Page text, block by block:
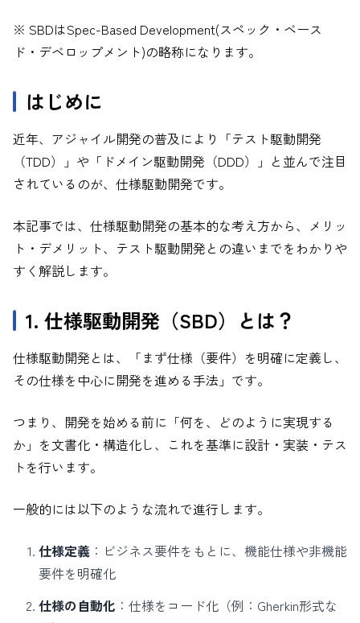
※ SBDはSpec-Based Development(スペック・ベース
ド・デベロップメント)の略称になります。
はじめに
近年、アジャイル開発の普及により「テスト駆動開発
（TDD）」や「ドメイン駆動開発（DDD）」と並んで注目
されているのが、仕様駆動開発です。
本記事では、仕様駆動開発の基本的な考え方から、メリッ
ト・デメリット、テスト駆動開発との違いまでをわかりや
すく解説します。
1. 仕様駆動開発（SBD）とは？
仕様駆動開発とは、「まず仕様（要件）を明確に定義し、
その仕様を中心に開発を進める手法」です。
つまり、開発を始める前に「何を、どのように実現する
か」を文書化・構造化し、これを基準に設計・実装・テス
トを行います。
一般的には以下のような流れで進行します。
仕様定義 ：ビジネス要件をもとに、機能仕様や非機能
要件を明確化
仕様の自動化 ：仕様をコード化（例：Gherkin形式な